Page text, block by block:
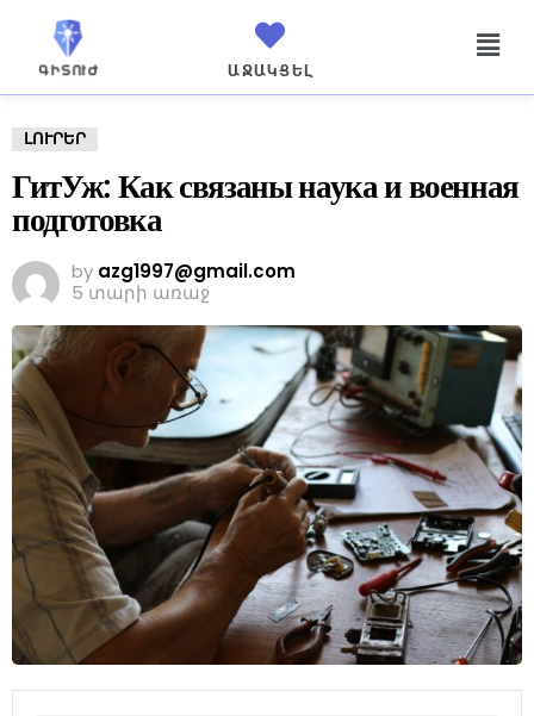
ԱՋԱԿՑԵԼ
ԼՈՒՐԵՐ
ГитУж: Как связаны наука и военная
подготовка
by azg1997@gmail.com
5 տարի առաջ